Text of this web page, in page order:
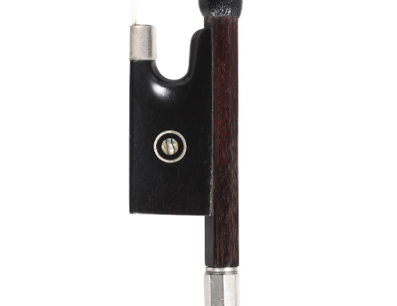
Mes commandes
Favoris
Violons d'enfants
Archets violon
Archets violoncelle
Accessoires
CV Selectio